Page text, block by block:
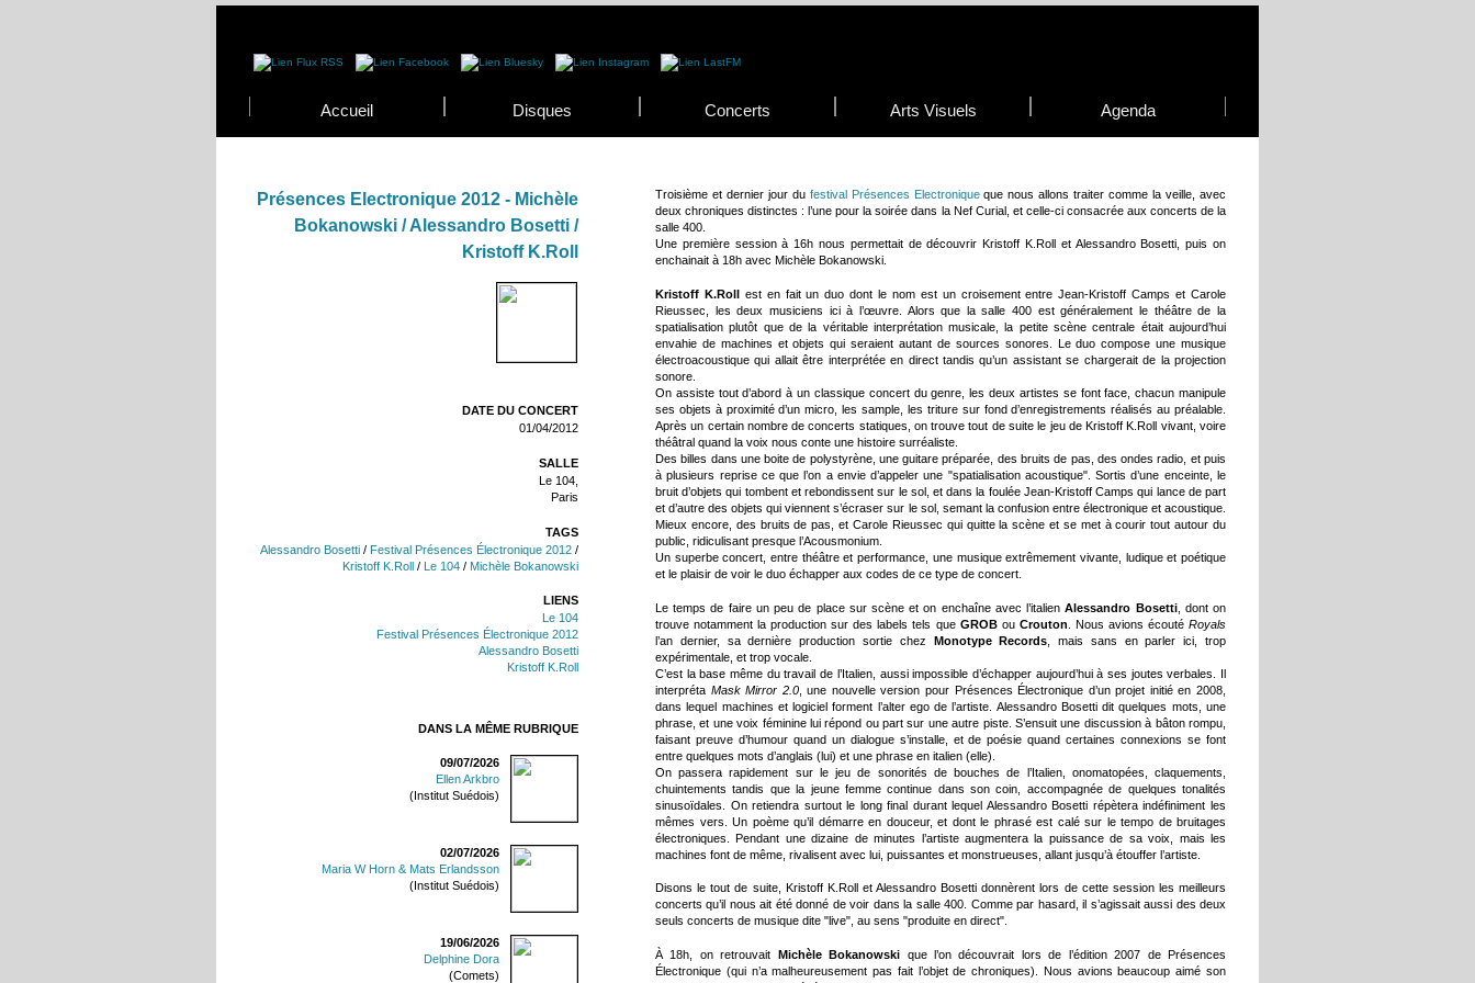
Accueil Disques Concerts Arts Visuels Agenda
Présences Electronique 2012 - Michèle
Bokanowski / Alessandro Bosetti /
Kristoff K.Roll
DATE DU CONCERT
01/04/2012
SALLE
Le 104,
Paris
TAGS
Alessandro Bosetti / Festival Présences Électronique 2012 /
Kristoff K.Roll / Le 104 / Michèle Bokanowski
LIENS
Le 104
Festival Présences Électronique 2012
Alessandro Bosetti
Kristoff K.Roll
DANS LA MÊME RUBRIQUE
09/07/2026
Ellen Arkbro
(Institut Suédois)
02/07/2026
Maria W Horn & Mats Erlandsson
(Institut Suédois)
19/06/2026
Delphine Dora
(Comets)
Troisième et dernier jour du festival Présences Electroniqueque nous allons traiter comme la veille, avec
deux chroniques distinctes : l’une pour la soirée dans la Nef Curial, et celle-ci consacrée aux concerts de la
salle 400.
Une première session à 16h nous permettait de découvrir Kristoff K.Roll et Alessandro Bosetti, puis on
enchainait à 18h avec Michèle Bokanowski.
Kristoff K.Rollest en fait un duo dont le nom est un croisement entre Jean-Kristoff Camps et Carole
Rieussec, les deux musiciens ici à l’œuvre. Alors que la salle 400 est généralement le théâtre de la
spatialisation plutôt que de la véritable interprétation musicale, la petite scène centrale était aujourd’hui
envahie de machines et objets qui seraient autant de sources sonores. Le duo compose une musique
électroacoustique qui allait être interprétée en direct tandis qu’un assistant se chargerait de la projection
sonore.
On assiste tout d’abord à un classique concert du genre, les deux artistes se font face, chacun manipule
ses objets à proximité d’un micro, les sample, les triture sur fond d’enregistrements réalisés au préalable.
Après un certain nombre de concerts statiques, on trouve tout de suite le jeu de Kristoff K.Roll vivant, voire
théâtral quand la voix nous conte une histoire surréaliste.
Des billes dans une boite de polystyrène, une guitare préparée, des bruits de pas, des ondes radio, et puis
à plusieurs reprise ce que l’on a envie d’appeler une "spatialisation acoustique". Sortis d’une enceinte, le
bruit d’objets qui tombent et rebondissent sur le sol, et dans la foulée Jean-Kristoff Camps qui lance de part
et d’autre des objets qui viennent s’écraser sur le sol, semant la confusion entre électronique et acoustique.
Mieux encore, des bruits de pas, et Carole Rieussec qui quitte la scène et se met à courir tout autour du
public, ridiculisant presque l’Acousmonium.
Un superbe concert, entre théâtre et performance, une musique extrêmement vivante, ludique et poétique
et le plaisir de voir le duo échapper aux codes de ce type de concert.
Le temps de faire un peu de place sur scène et on enchaîne avec l’italienAlessandro Bosetti, dont on
trouve notamment la production sur des labels tels que GROBou Crouton . Nous avions écoutéRoyals
l’an dernier, sa dernière production sortie chez Monotype Records , mais sans en parler ici, trop
expérimentale, et trop vocale.
C’est la base même du travail de l’Italien, aussi impossible d’échapper aujourd’hui à ses joutes verbales. Il
interpréta Mask Mirror 2.0, une nouvelle version pour Présences Électronique d’un projet initié en 2008,
dans lequel machines et logiciel forment l’alter ego de l’artiste. Alessandro Bosetti dit quelques mots, une
phrase, et une voix féminine lui répond ou part sur une autre piste. S’ensuit une discussion à bâton rompu,
faisant preuve d’humour quand un dialogue s’installe, et de poésie quand certaines connexions se font
entre quelques mots d’anglais (lui) et une phrase en italien (elle).
On passera rapidement sur le jeu de sonorités de bouches de l’Italien, onomatopées, claquements,
chuintements tandis que la jeune femme continue dans son coin, accompagnée de quelques tonalités
sinusoïdales. On retiendra surtout le long final durant lequel Alessandro Bosetti répètera indéfiniment les
mêmes vers. Un poème qu’il démarre en douceur, et dont le phrasé est calé sur le tempo de bruitages
électroniques. Pendant une dizaine de minutes l’artiste augmentera la puissance de sa voix, mais les
machines font de même, rivalisent avec lui, puissantes et monstrueuses, allant jusqu’à étouffer l’artiste.
Disons le tout de suite, Kristoff K.Roll et Alessandro Bosetti donnèrent lors de cette session les meilleurs
concerts qu’il nous ait été donné de voir dans la salle 400. Comme par hasard, il s’agissait aussi des deux
seuls concerts de musique dite "live", au sens "produite en direct".
À 18h, on retrouvait Michèle Bokanowski que l’on découvrait lors de l’édition 2007 de Présences
Électronique (qui n’a malheureusement pas fait l’objet de chroniques). Nous avions beaucoup aimé son